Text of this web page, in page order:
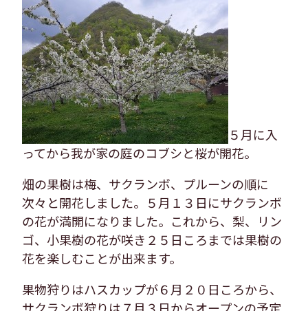
５月に入
ってから我が家の庭のコブシと桜が開花。
畑の果樹は梅、サクランボ、プルーンの順に
次々と開花しました。５月１３日にサクランボ
の花が満開になりました。これから、梨、リン
ゴ、小果樹の花が咲き２５日ころまでは果樹の
花を楽しむことが出来ます。
果物狩りはハスカップが６月２０日ころから、